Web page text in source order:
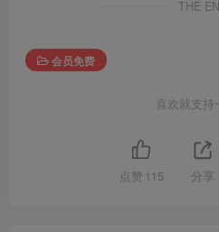
THE
会员免费
喜欢就支持
点赞 115 分享